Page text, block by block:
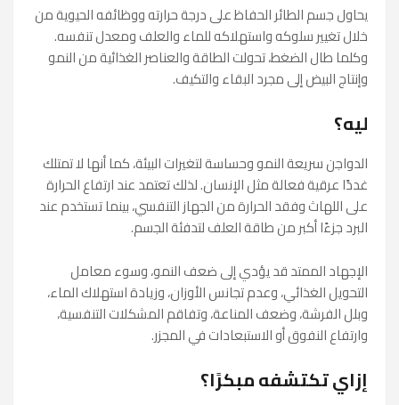
يحاول جسم الطائر الحفاظ على درجة حرارته ووظائفه الحيوية من
خلال تغيير سلوكه واستهلاكه للماء والعلف ومعدل تنفسه.
وكلما طال الضغط، تحولت الطاقة والعناصر الغذائية من النمو
وإنتاج البيض إلى مجرد البقاء والتكيف.
ليه؟
الدواجن سريعة النمو وحساسة لتغيرات البيئة، كما أنها لا تمتلك
غددًا عرقية فعالة مثل الإنسان. لذلك تعتمد عند ارتفاع الحرارة
على اللهاث وفقد الحرارة من الجهاز التنفسي، بينما تستخدم عند
البرد جزءًا أكبر من طاقة العلف لتدفئة الجسم.
الإجهاد الممتد قد يؤدي إلى ضعف النمو، وسوء معامل
التحويل الغذائي، وعدم تجانس الأوزان، وزيادة استهلاك الماء،
وبلل الفرشة، وضعف المناعة، وتفاقم المشكلات التنفسية،
وارتفاع النفوق أو الاستبعادات في المجزر.
إزاي تكتشفه مبكرًا؟